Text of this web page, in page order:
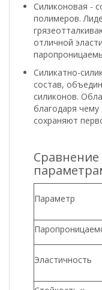
Силиконовая -
полимеров.
отличной
Силикатно-
состав,
силиконов.
благодаря
сохраняют
Параметр
Эластичность